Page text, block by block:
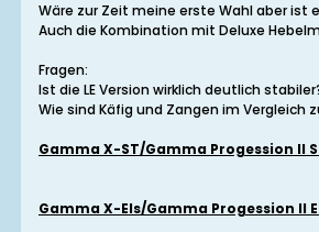
Wäre zur Zeit meine erste Wahl aber ist
Auch die Kombination mit Deluxe
Fragen:
Ist die LE Version wirklich deutlich
Wie sind Käfig und Zangen im Vergleich
Gamma X-ST/Gamma Progession II
Gamma X-Els/Gamma Progession II